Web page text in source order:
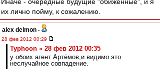
их лично пойму, к сожалению.
alex deimon -
28 фев 2012 00:29
Typhoon » 28 фев 2012 00:35
у обоих агент Артёмов,и видимо это
неслучайное совпадение.